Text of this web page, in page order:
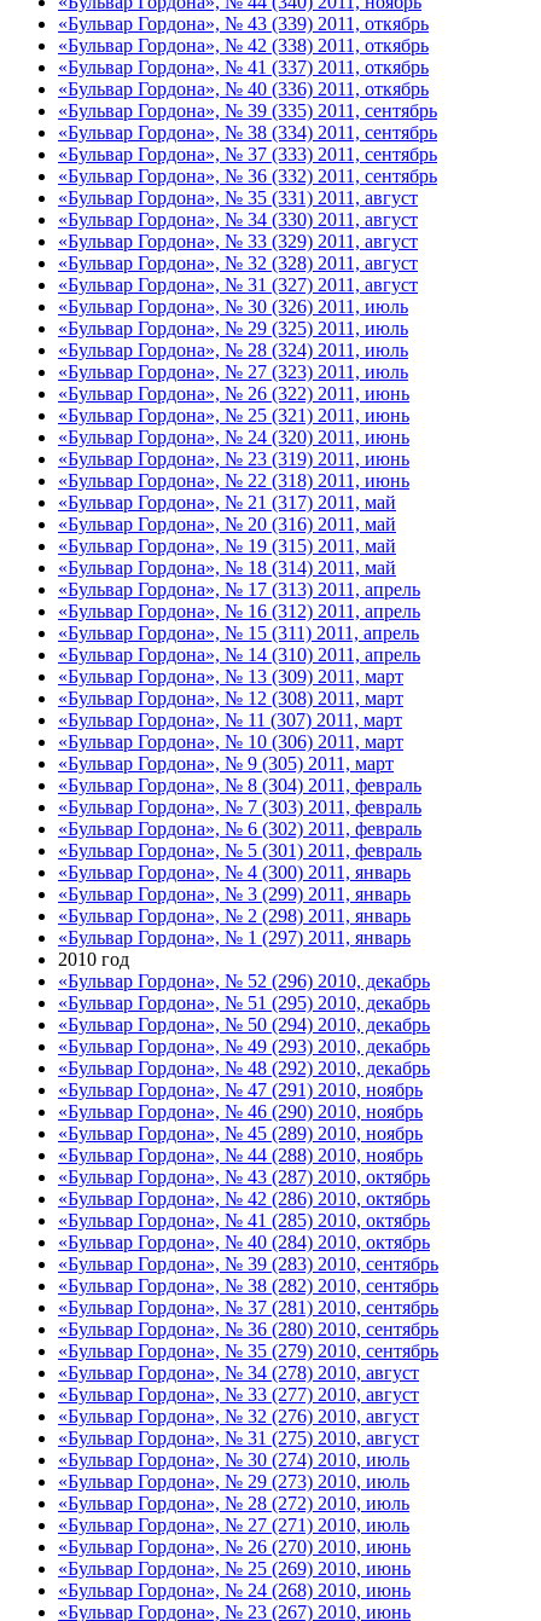
«Бульвар Гордона», № 43 (339) 2011, откябрь
«Бульвар Гордона», № 42 (338) 2011, откябрь
«Бульвар Гордона», № 41 (337) 2011, откябрь
«Бульвар Гордона», № 40 (336) 2011, откябрь
«Бульвар Гордона», № 39 (335) 2011, сентябрь
«Бульвар Гордона», № 38 (334) 2011, сентябрь
«Бульвар Гордона», № 37 (333) 2011, сентябрь
«Бульвар Гордона», № 36 (332) 2011, сентябрь
«Бульвар Гордона», № 35 (331) 2011, август
«Бульвар Гордона», № 34 (330) 2011, август
«Бульвар Гордона», № 33 (329) 2011, август
«Бульвар Гордона», № 32 (328) 2011, август
«Бульвар Гордона», № 31 (327) 2011, август
«Бульвар Гордона», № 30 (326) 2011, июль
«Бульвар Гордона», № 29 (325) 2011, июль
«Бульвар Гордона», № 28 (324) 2011, июль
«Бульвар Гордона», № 27 (323) 2011, июль
«Бульвар Гордона», № 26 (322) 2011, июнь
«Бульвар Гордона», № 25 (321) 2011, июнь
«Бульвар Гордона», № 24 (320) 2011, июнь
«Бульвар Гордона», № 23 (319) 2011, июнь
«Бульвар Гордона», № 22 (318) 2011, июнь
«Бульвар Гордона», № 21 (317) 2011, май
«Бульвар Гордона», № 20 (316) 2011, май
«Бульвар Гордона», № 19 (315) 2011, май
«Бульвар Гордона», № 18 (314) 2011, май
«Бульвар Гордона», № 17 (313) 2011, апрель
«Бульвар Гордона», № 16 (312) 2011, апрель
«Бульвар Гордона», № 15 (311) 2011, апрель
«Бульвар Гордона», № 14 (310) 2011, апрель
«Бульвар Гордона», № 13 (309) 2011, март
«Бульвар Гордона», № 12 (308) 2011, март
«Бульвар Гордона», № 11 (307) 2011, март
«Бульвар Гордона», № 10 (306) 2011, март
«Бульвар Гордона», № 9 (305) 2011, март
«Бульвар Гордона», № 8 (304) 2011, февраль
«Бульвар Гордона», № 7 (303) 2011, февраль
«Бульвар Гордона», № 6 (302) 2011, февраль
«Бульвар Гордона», № 5 (301) 2011, февраль
«Бульвар Гордона», № 4 (300) 2011, январь
«Бульвар Гордона», № 3 (299) 2011, январь
«Бульвар Гордона», № 2 (298) 2011, январь
«Бульвар Гордона», № 1 (297) 2011, январь
2010 год
«Бульвар Гордона», № 52 (296) 2010, декабрь
«Бульвар Гордона», № 51 (295) 2010, декабрь
«Бульвар Гордона», № 50 (294) 2010, декабрь
«Бульвар Гордона», № 49 (293) 2010, декабрь
«Бульвар Гордона», № 48 (292) 2010, декабрь
«Бульвар Гордона», № 47 (291) 2010, ноябрь
«Бульвар Гордона», № 46 (290) 2010, ноябрь
«Бульвар Гордона», № 45 (289) 2010, ноябрь
«Бульвар Гордона», № 44 (288) 2010, ноябрь
«Бульвар Гордона», № 43 (287) 2010, октябрь
«Бульвар Гордона», № 42 (286) 2010, октябрь
«Бульвар Гордона», № 41 (285) 2010, октябрь
«Бульвар Гордона», № 40 (284) 2010, октябрь
«Бульвар Гордона», № 39 (283) 2010, сентябрь
«Бульвар Гордона», № 38 (282) 2010, сентябрь
«Бульвар Гордона», № 37 (281) 2010, сентябрь
«Бульвар Гордона», № 36 (280) 2010, сентябрь
«Бульвар Гордона», № 35 (279) 2010, сентябрь
«Бульвар Гордона», № 34 (278) 2010, август
«Бульвар Гордона», № 33 (277) 2010, август
«Бульвар Гордона», № 32 (276) 2010, август
«Бульвар Гордона», № 31 (275) 2010, август
«Бульвар Гордона», № 30 (274) 2010, июль
«Бульвар Гордона», № 29 (273) 2010, июль
«Бульвар Гордона», № 28 (272) 2010, июль
«Бульвар Гордона», № 27 (271) 2010, июль
«Бульвар Гордона», № 26 (270) 2010, июнь
«Бульвар Гордона», № 25 (269) 2010, июнь
«Бульвар Гордона», № 24 (268) 2010, июнь
«Бульвар Гордона», № 23 (267) 2010, июнь